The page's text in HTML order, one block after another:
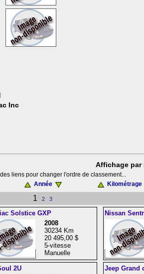
Inc
Affichage par
liens pour changer l'ordre de classement...
Année Kilométrage
1 2 3
Solstice GXP
2008
30234 Km
20 495,00 $
5-vitesse
Manuelle
Nissan
2U
Jeep Grand